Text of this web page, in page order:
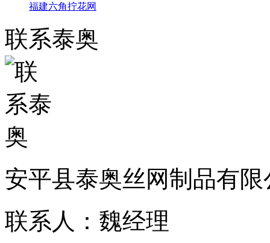
福建六角拧花网
联系泰奥
安平县泰奥丝网制品有限
联系人：魏经理